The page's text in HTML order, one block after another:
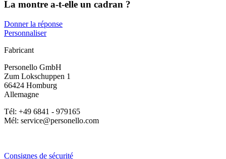
La montre a-t-elle un cadran ?
Donner la réponse
Personnaliser
Fabricant
Personello GmbH
Zum Lokschuppen 1
66424 Homburg
Allemagne
Tél: +49 6841 - 979165
Mél: service@personello.com
Consignes de sécurité